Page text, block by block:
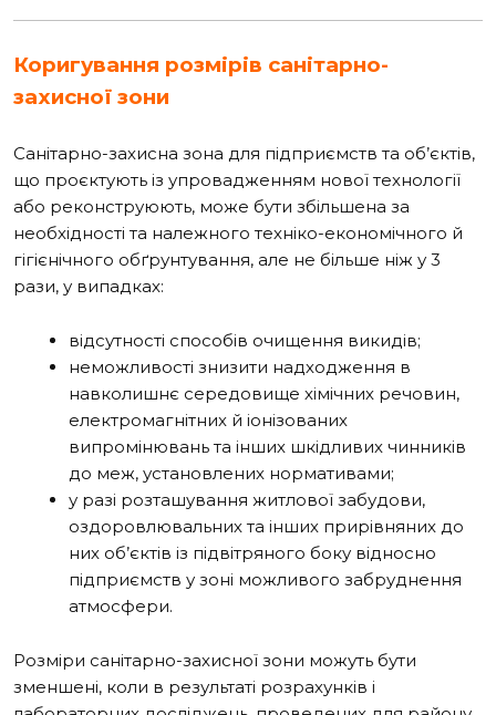
Коригування розмірів санітарно-
захисної зони
Санітарно-захисна зона для підприємств та об’єктів,
що проєктують із упровадженням нової технології
або реконструюють, може бути збільшена за
необхідності та належного техніко-економічного й
гігієнічного обґрунтування, але не більше ніж у 3
рази, у випадках:
відсутності способів очищення викидів;
неможливості знизити надходження в
навколишнє середовище хімічних речовин,
електромагнітних й іонізованих
випромінювань та інших шкідливих чинників
до меж, установлених нормативами;
у разі розташування житлової забудови,
оздоровлювальних та інших прирівняних до
них об’єктів із підвітряного боку відносно
підприємств у зоні можливого забруднення
атмосфери.
Розміри санітарно-захисної зони можуть бути
зменшені, коли в результаті розрахунків і